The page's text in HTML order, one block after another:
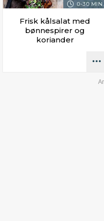
0-30 MIN.
Frisk kålsalat med
bønnespirer og
koriander